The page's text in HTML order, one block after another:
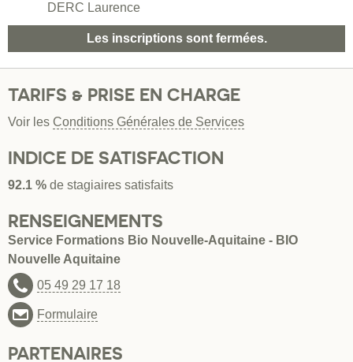
DERC Laurence
Les inscriptions sont fermées.
TARIFS & PRISE EN CHARGE
Voir les Conditions Générales de Services
INDICE DE SATISFACTION
92.1 % de stagiaires satisfaits
RENSEIGNEMENTS
Service Formations Bio Nouvelle-Aquitaine - BIO
Nouvelle Aquitaine
05 49 29 17 18
Formulaire
PARTENAIRES